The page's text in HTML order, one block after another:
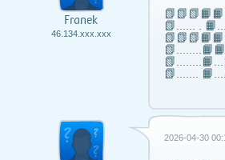
Franek
46.134.xxx.xxx
📗...... .
📗…….
2026-04-30